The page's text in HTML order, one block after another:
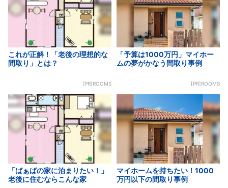
これが正解！「老後の理想的な
間取り」とは？
[PR]ROOMS
「予算は1000万円」マイホー
ムの夢がかなう間取り事例
[PR]ROOMS
「ばぁばの家に泊まりたい！」
老後に住むならこんな家
マイホームを持ちたい！1000
万円以下の間取り事例